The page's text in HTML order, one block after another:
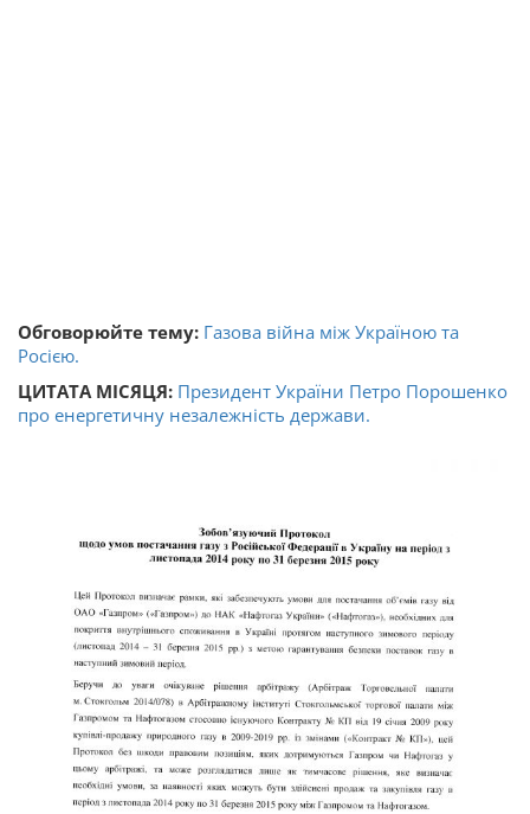
Обговорюйте тему: Газова війна між Україною та
Росією.
ЦИТАТА МІСЯЦЯ: Президент України Петро Порошенко
про енергетичну незалежність держави.